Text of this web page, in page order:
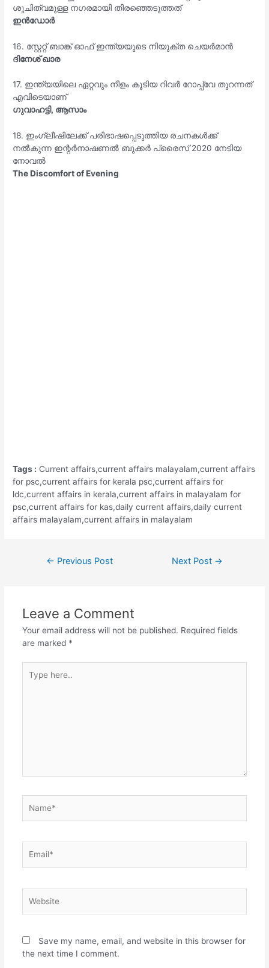
ശുചിത്വമുള്ള നഗരമായി തിരഞ്ഞെടുത്തത്
ഇൻഡോർ
16. സ്റ്റേറ്റ് ബാങ്ക് ഓഫ് ഇന്ത്യയുടെ നിയുക്ത ചെയർമാൻ
ദിനേശ് ഖാര
17. ഇന്ത്യയിലെ ഏറ്റവും നീളം കൂടിയ റിവർ റോപ്പ്‌വേ തുറന്നത്
എവിടെയാണ്
ഗുവാഹട്ടി, ആസാം
18. ഇംഗ്ലീഷിലേക്ക് പരിഭാഷപ്പെടുത്തിയ രചനകൾക്ക്
നൽകുന്ന ഇന്റർനാഷണൽ ബുക്കർ പ്രൈസ് 2020 നേടിയ
നോവൽ
The Discomfort of Evening
Tags : Current affairs,current affairs malayalam,current affairs
for psc,current affairs for kerala psc,current affairs for
ldc,current affairs in kerala,current affairs in malayalam for
psc,current affairs for kas,daily current affairs,daily current
affairs malayalam,current affairs in malayalam
← Previous Post Next Post →
Leave a Comment
Your email address will not be published. Required fields
are marked *
here..
Save my name, email, and website in this browser for
the next time I comment.